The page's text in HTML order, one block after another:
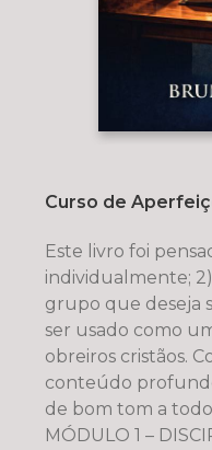
Curso de
Este livro foi
individualmente;
grupo que deseja
ser usado como
obreiros cristãos.
conteúdo
de bom tom a todos os
MÓDULO 1 –